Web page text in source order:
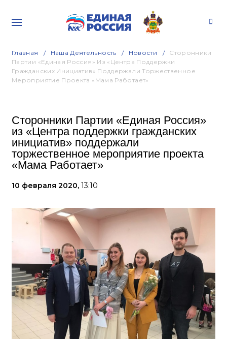
Главная Наша Деятельность Новости
Сторонники
Партии «Единая Россия» Из «Центра Поддержки
Гражданских Инициатив» Поддержали Торжественное
Мероприятие Проекта «Мама Работает»
Сторонники Партии «Единая Россия»
из «Центра поддержки гражданских
инициатив» поддержали
торжественное мероприятие проекта
«Мама Работает»
10 февраля 2020, 13:10